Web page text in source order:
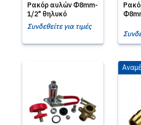
Ρακόρ αυλών Φ8mm-
1/2" θηλυκό
Συνδεθείτε για τιμές